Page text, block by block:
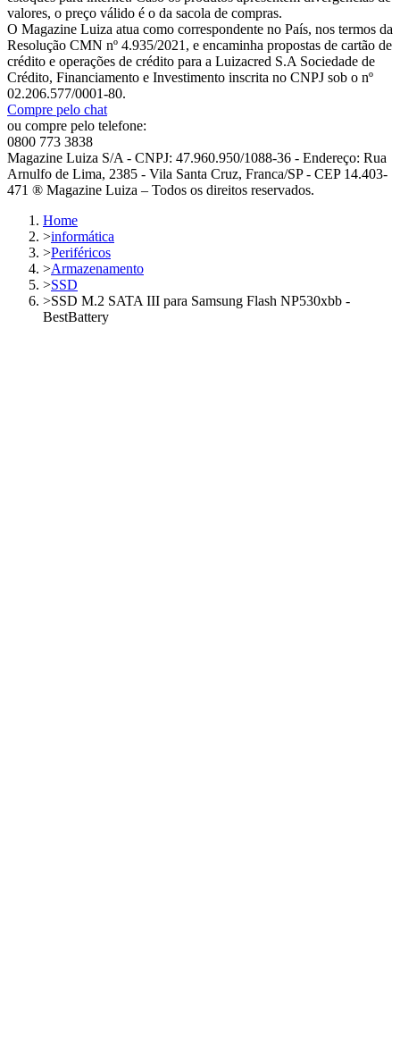
valores, o preço válido é o da sacola de compras.
O Magazine Luiza atua como correspondente no País, nos termos da
Resolução CMN nº 4.935/2021, e encaminha propostas de cartão de
crédito e operações de crédito para a Luizacred S.A Sociedade de
Crédito, Financiamento e Investimento inscrita no CNPJ sob o nº
02.206.577/0001-80.
Compre pelo chat
ou compre pelo telefone:
0800 773 3838
Magazine Luiza S/A - CNPJ: 47.960.950/1088-36 - Endereço: Rua
Arnulfo de Lima, 2385 - Vila Santa Cruz, Franca/SP - CEP 14.403-
471 ® Magazine Luiza – Todos os direitos reservados.
Home
>informática
>Periféricos
>Armazenamento
>SSD
>SSD M.2 SATA III para Samsung Flash NP530xbb -
BestBattery